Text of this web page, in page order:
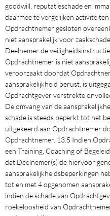
goodwill, reputatieschade en
daarmee te vergelijken
Opdrachtnemer gesloten
niet aansprakelijk voor
Deelnemer de
Opdrachtnemer is niet
veroorzaakt doordat
aansprakelijkheid berust, is
Opdrachtgever verstrekte
De omvang van de
schade is steeds beperkt tot het
uitgekeerd aan Opdrachtnemer
Opdrachtnemer. 13.5 Indien
een Training, Coaching of
dat Deelnemer(s) de hiervoor
aansprakelijkheidsbeperkingen
tot en met 4 opgenomen
indien de schade van
roekeloosheid van